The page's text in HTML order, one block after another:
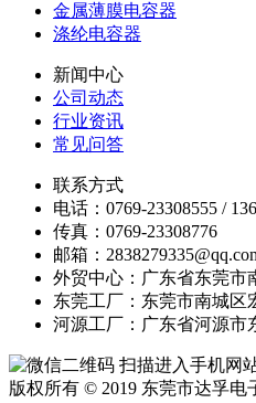
金属薄膜电容器
涤纶电容器
新闻中心
公司动态
行业资讯
常见问答
联系方式
电话：0769-23308555 /
传真：0769-23308776
邮箱：
外贸中心：广东省东莞市
东莞工厂：东莞市南城区
河源工厂：广东省河源市
扫描进入手机网
版权所有 © 2019 东莞市达孚电